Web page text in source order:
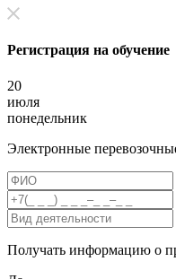
Регистрация на обучение
20
июля
понедельник
Электронные
Получать информацию о